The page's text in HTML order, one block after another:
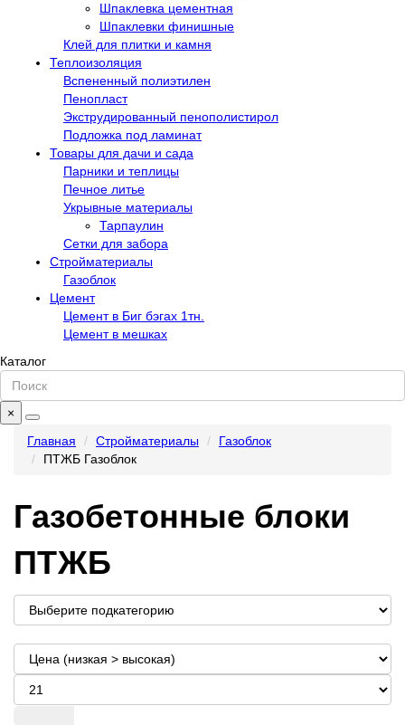
Шпаклевка цементная
Шпаклевки финишные
Клей для плитки и камня
Теплоизоляция
Вспененный полиэтилен
Пенопласт
Экструдированный пенополистирол
Подложка под ламинат
Товары для дачи и сада
Парники и теплицы
Печное литье
Укрывные материалы
Тарпаулин
Сетки для забора
Стройматериалы
Газоблок
Цемент
Цемент в Биг бэгах 1тн.
Цемент в мешках
Каталог
×
Главная
Стройматериалы
Газоблок
ПТЖБ Газоблок
Газобетонные блоки
ПТЖБ